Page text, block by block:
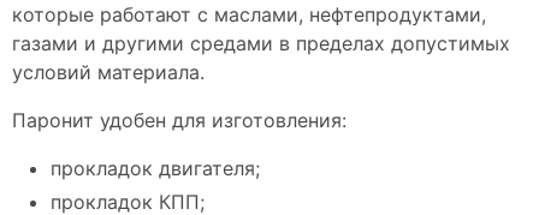
которые работают с маслами, нефтепродуктами,
газами и другими средами в пределах допустимых
условий материала.
Паронит удобен для изготовления:
прокладок двигателя;
прокладок КПП;